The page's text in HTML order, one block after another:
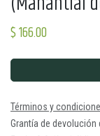
$166.00
Términos y
Grantía de devolución